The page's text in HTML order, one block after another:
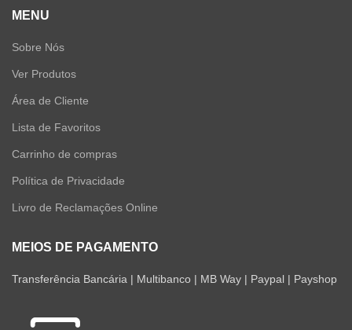
MENU
Sobre Nós
Ver Produtos
Área de Cliente
Lista de Favoritos
Carrinho de compras
Política de Privacidade
Livro de Reclamações Online
MEIOS DE PAGAMENTO
Transferência Bancária | Multibanco | MB Way | Paypal | Payshop